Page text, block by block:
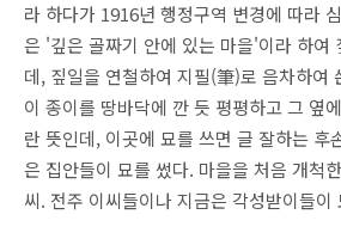
라 하다가 1916년 행정구역 변경에 따라
은 '깊은 골짜기 안에 있는 마을'이라 하여
데, 짚일을 연철하여 지필(筆)로 음차하여
이 종이를 땅바닥에 깐 듯 평평하고 그 옆
란 뜻인데, 이곳에 묘를 쓰면 글 잘하는 후
은 집안들이 묘를 썼다. 마을을 처음 개척
씨. 전주 이씨들이나 지금은 각성받이들이